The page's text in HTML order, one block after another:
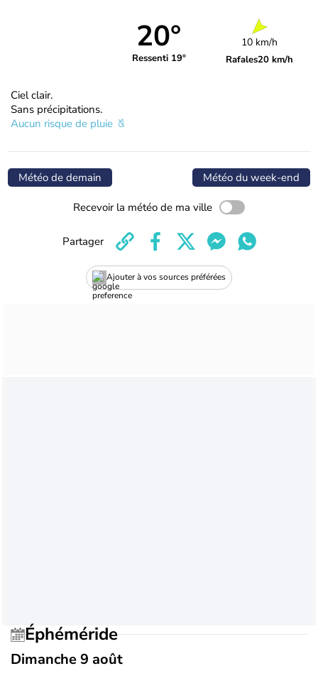
20°
Ressenti 19°
10 km/h
Rafales20 km/h
Ciel clair.
Sans précipitations.
Aucun risque de pluie
Météo de demain Météo du week-end
Recevoir la météo de ma ville
Ajouter à vos sources préférées
Partager
Éphéméride
Dimanche 9 août